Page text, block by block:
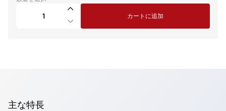
カートに追加
主な特長